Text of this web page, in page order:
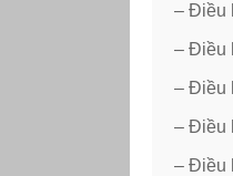
– Điều
– Điều
– Điều
– Điều
– Điều